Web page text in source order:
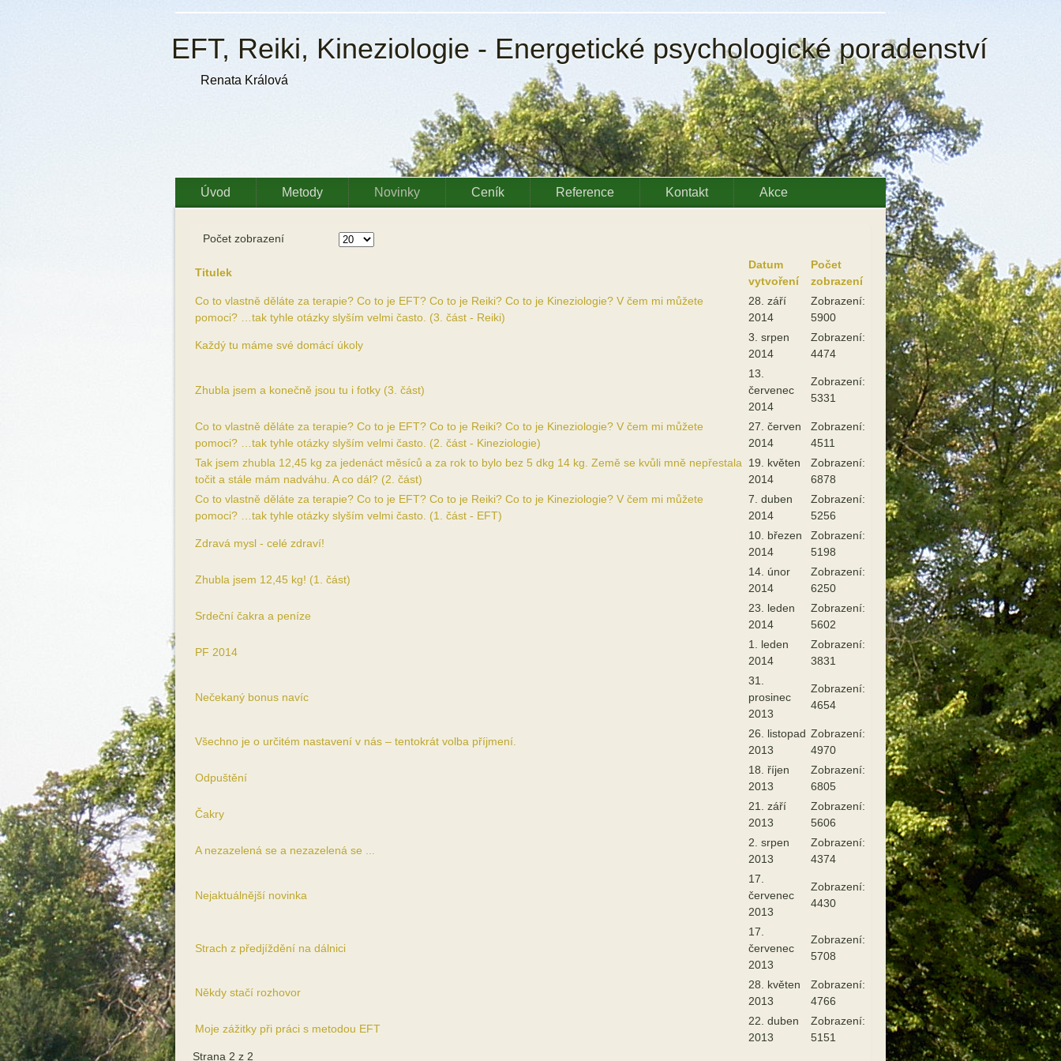
EFT, Reiki, Kineziologie - Energetické psychologické poradenství
Renata Králová
Úvod Metody Novinky Ceník Reference Kontakt Akce
Počet zobrazení
Titulek
Datum
vytvoření
Počet
zobrazení
Co to vlastně děláte za terapie? Co to je EFT? Co to je Reiki? Co to je Kineziologie? V čem mi můžete
pomoci? …tak tyhle otázky slyším velmi často. (3. část - Reiki)
28. září
2014
Zobrazení:
5900
Každý tu máme své domácí úkoly
3. srpen
2014
Zobrazení:
4474
Zhubla jsem a konečně jsou tu i fotky (3. část)
13.
červenec
2014
Zobrazení:
5331
Co to vlastně děláte za terapie? Co to je EFT? Co to je Reiki? Co to je Kineziologie? V čem mi můžete
pomoci? …tak tyhle otázky slyším velmi často. (2. část - Kineziologie)
27. červen
2014
Zobrazení:
4511
Tak jsem zhubla 12,45 kg za jedenáct měsíců a za rok to bylo bez 5 dkg 14 kg. Země se kvůli mně nepřestala
točit a stále mám nadváhu. A co dál? (2. část)
19. květen
2014
Zobrazení:
6878
Co to vlastně děláte za terapie? Co to je EFT? Co to je Reiki? Co to je Kineziologie? V čem mi můžete
pomoci? …tak tyhle otázky slyším velmi často. (1. část - EFT)
7. duben
2014
Zobrazení:
5256
Zdravá mysl - celé zdraví!
10. březen
2014
Zobrazení:
5198
Zhubla jsem 12,45 kg! (1. část)
14. únor
2014
Zobrazení:
6250
Srdeční čakra a peníze
23. leden
2014
Zobrazení:
5602
PF 2014
1. leden
2014
Zobrazení:
3831
Nečekaný bonus navíc
31.
prosinec
2013
Zobrazení:
4654
Všechno je o určitém nastavení v nás – tentokrát volba příjmení.
26. listopad
2013
Zobrazení:
4970
Odpuštění
18. říjen
2013
Zobrazení:
6805
Čakry
21. září
2013
Zobrazení:
5606
A nezazelená se a nezazelená se ...
2. srpen
2013
Zobrazení:
4374
Nejaktuálnější novinka
17.
červenec
2013
Zobrazení:
4430
Strach z předjíždění na dálnici
17.
červenec
2013
Zobrazení:
5708
Někdy stačí rozhovor
28. květen
2013
Zobrazení:
4766
Moje zážitky při práci s metodou EFT
22. duben
2013
Zobrazení:
5151
Strana 2 z 2